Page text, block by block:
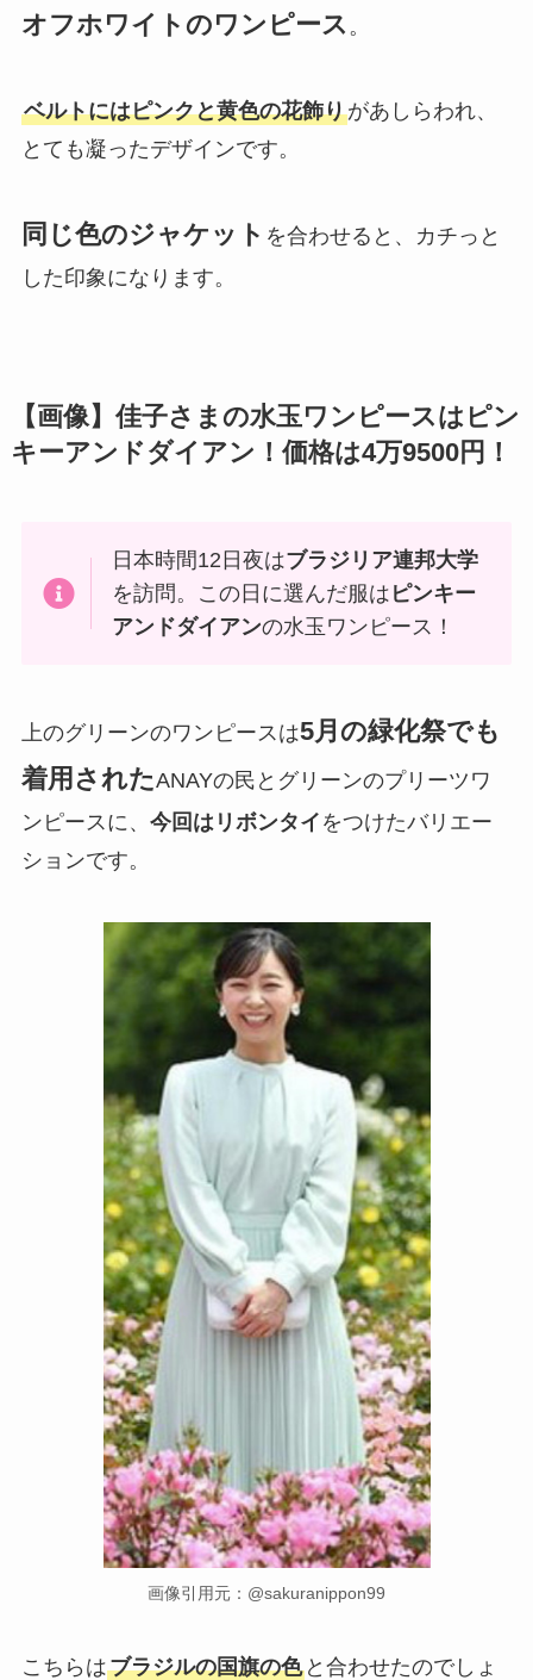
オフホワイトのワンピース 。
ベルトにはピンクと黄色の花飾りがあしらわれ、
とても凝ったデザインです。
同じ色のジャケット を合わせると、カチっと
した印象になります。
【画像】佳子さまの水玉ワンピースはピン
キーアンドダイアン！価格は4万9500円！
日本時間12日夜はブラジリア連邦大学
を訪問。この日に選んだ服は ピンキー
アンドダイアンの水玉ワンピース！
上のグリーンのワンピースは5月の緑化祭でも
着用されたANAYの民とグリーンのプリーツワ
ンピースに、 今回はリボンタイ をつけたバリエー
ションです。
画像引用元：@sakuranippon99
こちらはブラジルの国旗の色と合わせたのでしょ